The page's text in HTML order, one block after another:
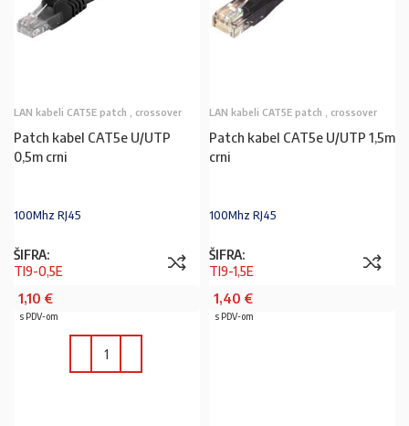
LAN kabeli CAT5E patch , crossover
Patch kabel CAT5e U/UTP
0,5m crni
100Mhz RJ45
ŠIFRA:
TI9-0,5E
1,10 €
s PDV-om
LAN kabeli CAT5E patch , crossover
Patch kabel CAT5e U/UTP 1,5m
crni
100Mhz RJ45
ŠIFRA:
TI9-1,5E
1,40 €
s PDV-om